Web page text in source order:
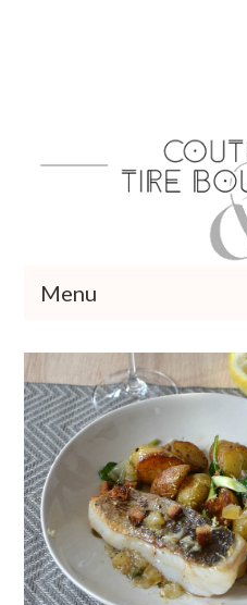
Menu
Recettes
Vins et cocktails
Restaurants – Sorties
Food Trotter